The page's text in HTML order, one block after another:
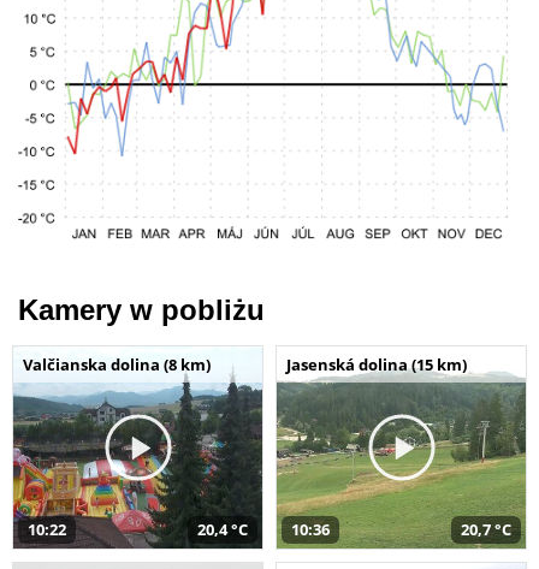
Kamery w pobliżu
Valčianska dolina (8 km)
10:22 20,4 °C
Jasenská dolina (15 km)
10:36 20,7 °C